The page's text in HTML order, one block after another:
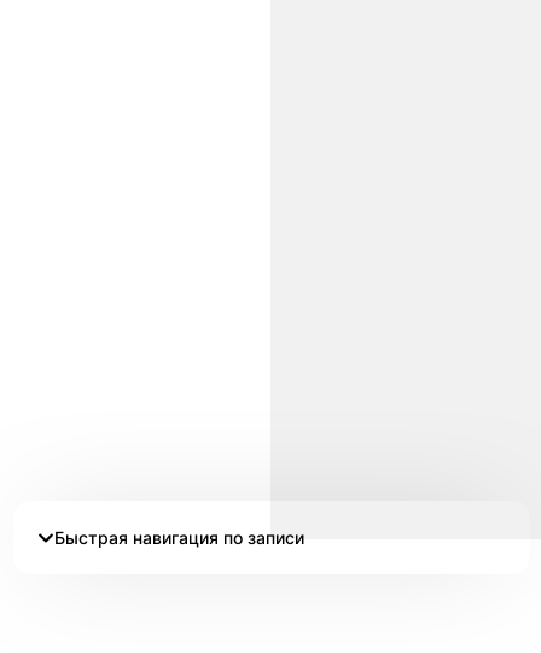
Быстрая навигация по записи